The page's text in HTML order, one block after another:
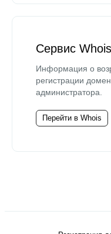
Сервис Whois
Информация о
регистрации
администратора.
Перейти в Whois